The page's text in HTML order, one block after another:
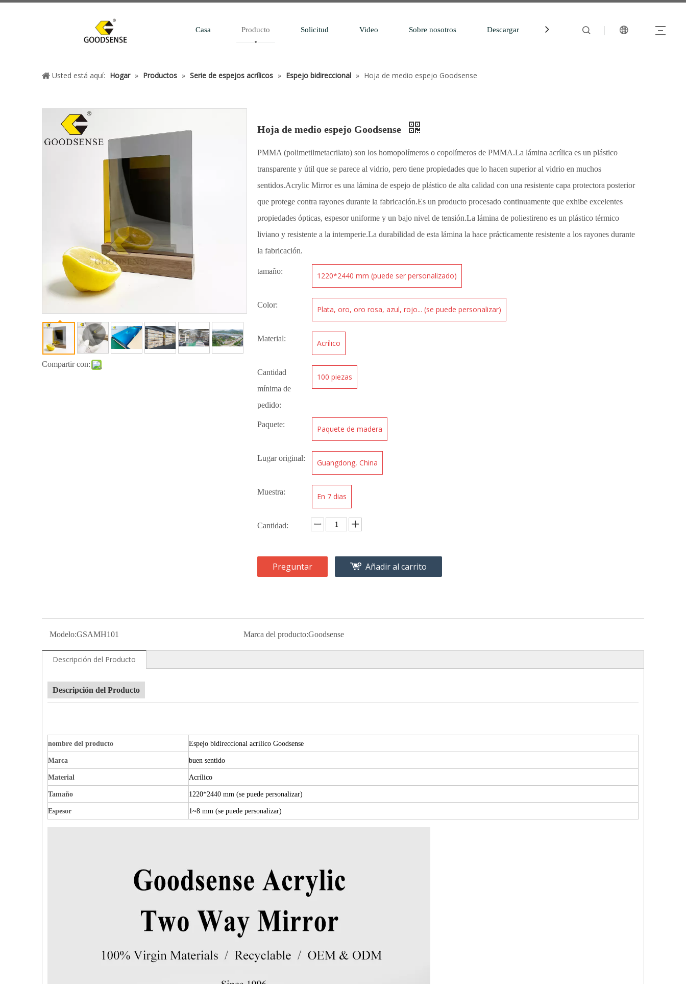
Casa Producto Solicitud Video Sobre nosotros Descargar
Usted está aquí: Hogar » Productos » Serie de espejos acrílicos » Espejo bidireccional » Hoja de medio espejo Goodsense
Compartir con:
Hoja de medio espejo Goodsense
PMMA (polimetilmetacrilato) son los homopolímeros o copolímeros de PMMA.La lámina acrílica es un plástico
transparente y útil que se parece al vidrio, pero tiene propiedades que lo hacen superior al vidrio en muchos
sentidos.Acrylic Mirror es una lámina de espejo de plástico de alta calidad con una resistente capa protectora posterior
que protege contra rayones durante la fabricación.Es un producto procesado continuamente que exhibe excelentes
propiedades ópticas, espesor uniforme y un bajo nivel de tensión.La lámina de poliestireno es un plástico térmico
liviano y resistente a la intemperie.La durabilidad de esta lámina la hace prácticamente resistente a los rayones durante
la fabricación.
tamaño: 1220*2440 mm (puede ser personalizado)
Color: Plata, oro, oro rosa, azul, rojo... (se puede personalizar)
Material: Acrílico
Cantidad
mínima de
pedido:
100 piezas
Paquete: Paquete de madera
Lugar original: Guangdong, China
Muestra: En 7 dias
Cantidad:
Preguntar Añadir al carrito
Modelo:GSAMH101 Marca del producto:Goodsense
Descripción del Producto
Descripción del Producto
nombre del producto Espejo bidireccional acrílico Goodsense
Marca buen sentido
Material Acrílico
Tamaño 1220*2440 mm (se puede personalizar)
Espesor 1~8 mm (se puede personalizar)